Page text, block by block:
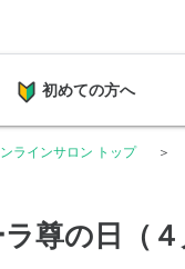
初めての方へ
ラインサロン トップ
尊の日（